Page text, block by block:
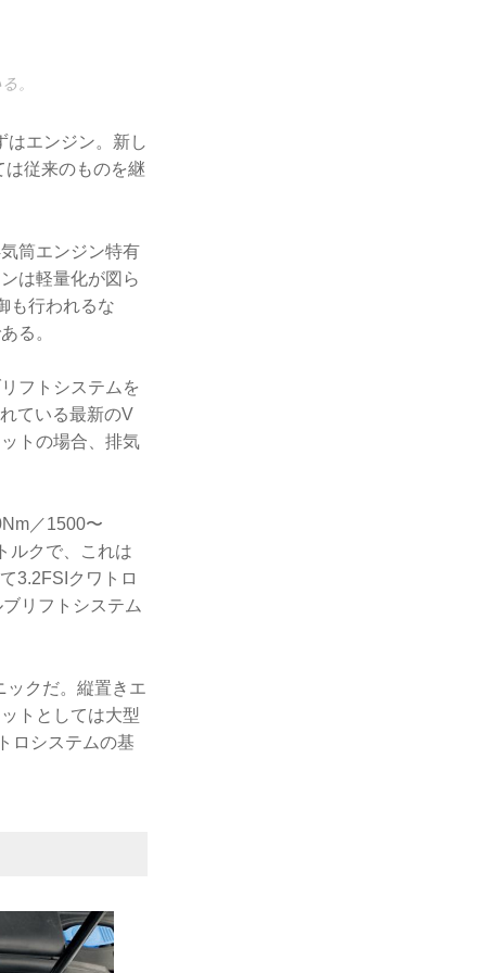
。
はエンジン。新し
従来のものを継
筒エンジン特有
は軽量化が図ら
も行われるな
る。
フトシステムを
ている最新のV
トの場合、排気
／1500〜
ルクで、これは
3.2FSIクワトロ
リフトシステム
ックだ。縦置きエ
トとしては大型
ロシステムの基